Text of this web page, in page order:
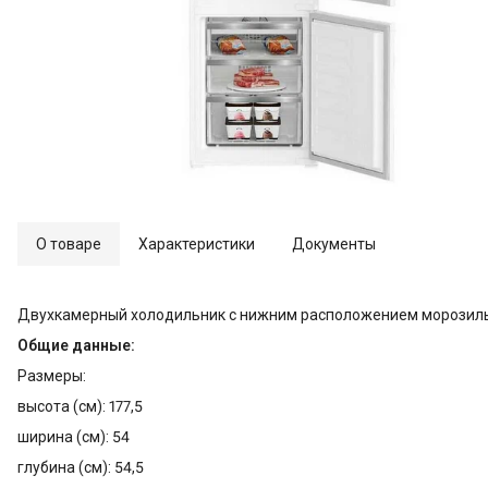
О товаре Характеристики Документы
Двухкамерный холодильник с нижним расположением
Общие данные:
Размеры:
высота (см): 177,5
ширина (см): 54
глубина (см): 54,5